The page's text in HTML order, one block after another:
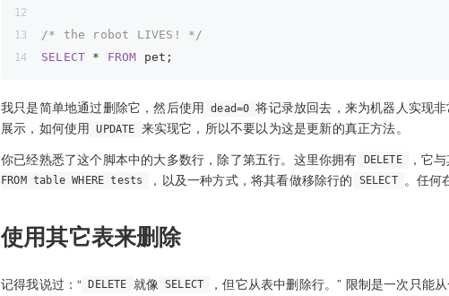
/* the robot LIVES! */
SELECT * FROM pet;
我只是简单地通过删除它，然后使用 dead=0 将记录放回去，来为机器人实现
展示，如何使用
UPDATE 来实现它，所以不要以为这是更新的真正方法。
你已经熟悉了这个脚本中的大多数行，除了第五行。这里你拥有
DELETE ，它
FROM table WHERE tests
，以及一种方式，将其看做移除行的 SELECT 。任何
使用其它表来删除
记得我说过：“ DELETE 就像 SELECT
，但它从表中删除行。” 限制是一次只能